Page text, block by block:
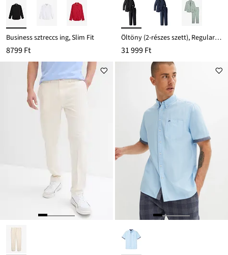
Business sztreccs ing, Slim Fit
8799 Ft
Öltöny (2-részes szett), Regular Fit
31 999 Ft